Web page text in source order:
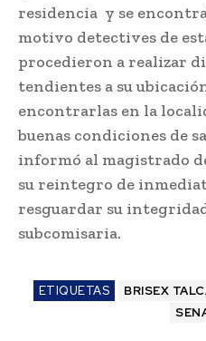
residencia y se
motivo detectives de
procedieron a realizar
tendientes a su
encontrarlas en la
buenas condiciones de
informó al magistrado
su reintegro de
resguardar su
subcomisaria.
ETIQUETAS BRISEX